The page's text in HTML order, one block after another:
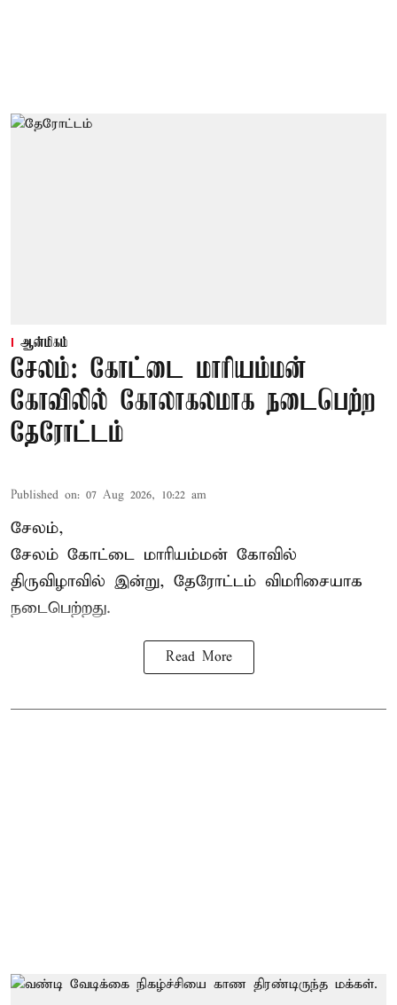
ஆன்மிகம்
சேலம்: கோட்டை மாரியம்மன்
கோவிலில் கோலாகலமாக நடைபெற்ற
தேரோட்டம்
Published on: 07 Aug 2026, 10:22 am
சேலம்,
சேலம் கோட்டை மாரியம்மன் கோவில்
திருவிழாவில் இன்று, தேரோட்டம் விமரிசையாக
நடைபெற்றது.
Read More